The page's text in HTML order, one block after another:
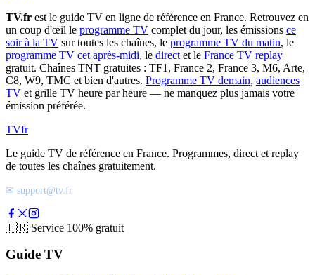
TV.fr est le guide TV en ligne de référence en France. Retrouvez en
un coup d'œil le programme TV complet du jour, les émissions ce
soir à la TV sur toutes les chaînes, le programme TV du matin, le
programme TV cet après-midi, le direct et le France TV replay
gratuit. Chaînes TNT gratuites : TF1, France 2, France 3, M6, Arte,
C8, W9, TMC et bien d'autres. Programme TV demain, audiences
TV et grille TV heure par heure — ne manquez plus jamais votre
émission préférée.
TVfr
Le guide TV de référence en France. Programmes, direct et replay
de toutes les chaînes gratuitement.
✉ support@tv.fr
🇫🇷 Service 100% gratuit
Guide TV